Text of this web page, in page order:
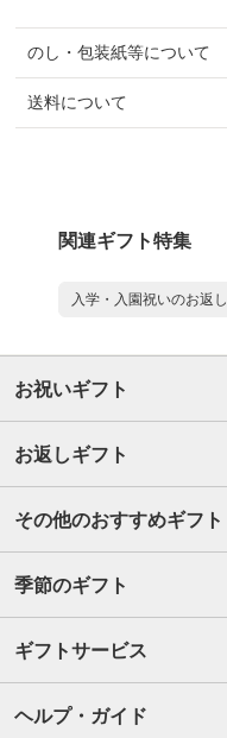
のし・包装紙等について
送料について
関連ギフト特集
入学・入園祝いのお返し
お祝いギフト
お返しギフト
その他のおすすめギフト
季節のギフト
ギフトサービス
ヘルプ・ガイド